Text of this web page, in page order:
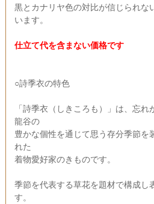
黒とカナリヤ色の対比が信じられな
います。
仕立て代を含まない価格です
○詩季衣の特色
「詩季衣（しきころも）」は、忘
龍谷の
豊かな個性を通じて思う存分季節を
れた
着物愛好家のきものです。
季節を代表する草花を題材で構成し
す。